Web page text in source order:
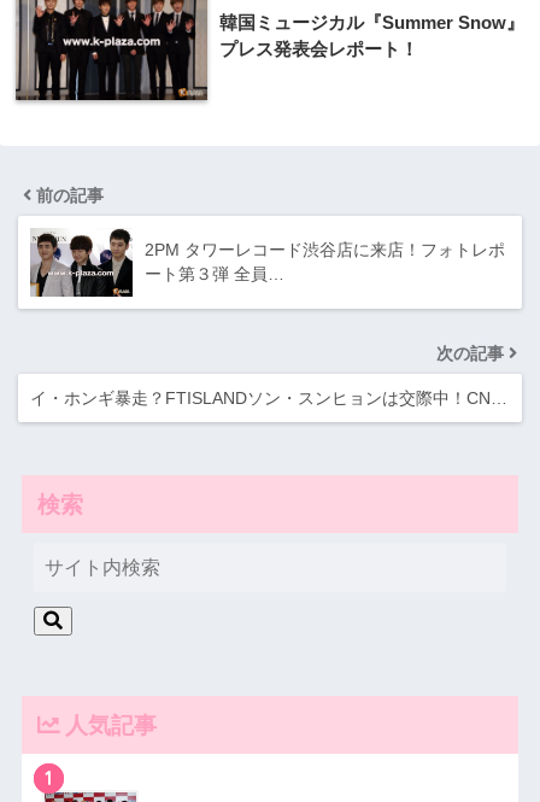
韓国ミュージカル『Summer Snow』
プレス発表会レポート！
前の記事
2PM タワーレコード渋谷店に来店！フォトレポ
ート第３弾 全員…
次の記事
イ・ホンギ暴走？FTISLANDソン・スンヒョンは交際中！CN…
検索
人気記事
1